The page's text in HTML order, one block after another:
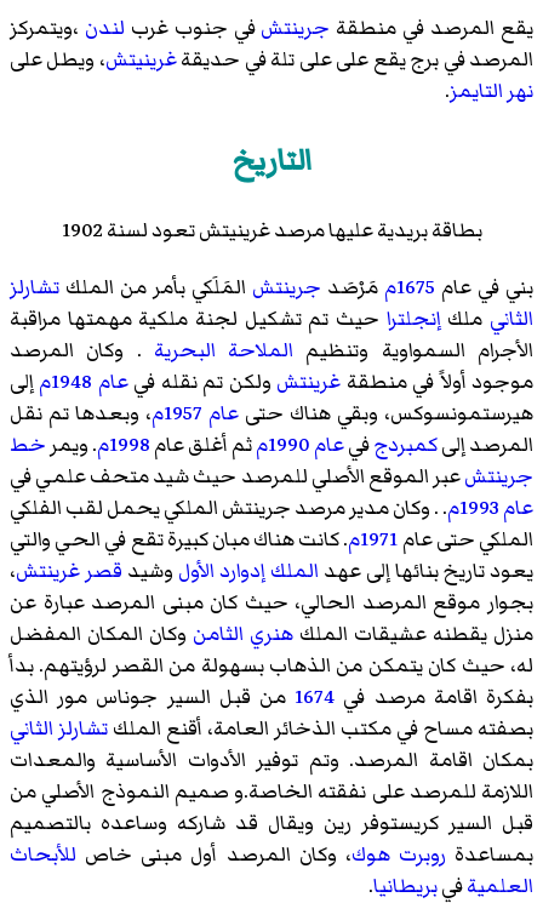
يقع المرصد في منطقة جرينتشفي جنوب غرب لندن ،ويتمركز
المرصد في برج يقع على على تلة في حديقةغرينيتش، ويطل على
نهر التايمز.
التاريخ
بطاقة بريدية عليها مرصد غرينيتش تعود لسنة 1902
بني في عام 1675م مَرْصَد جرينتش المَلَكي بأمر من الملك تشارلز
الثاني ملكإنجلترا حيث تم تشكيل لجنة ملكية مهمتها مراقبة
الأجرام السمواوية وتنظيم الملاحة البحرية . وكان المرصد
موجود أولاً في منطقة غرينتش ولكن تم نقله فيعام 1948م إلى
هيرستمونسوكس، وبقي هناك حتى عام 1957م ، وبعدها تم نقل
المرصد إلىكمبردجفيعام1990م ثم أغلق عام1998م . ويمر خط
جرينتشعبر الموقع الأصلي للمرصد حيث شيد متحف علمي في
عام1993م . . وكان مدير مرصد جرينتش الملكي يحمل لقب الفلكي
الملكي حتى عام1971م . كانت هناك مبان كبيرة تقع في الحي والتي
يعود تاريخ بنائها إلى عهد الملك إدوارد الأول وشيد قصر غرينتش،
بجوار موقع المرصد الحالي، حيث كان مبنى المرصد عبارة عن
منزل يقطنه عشيقات الملك هنري الثامن وكان المكان المفضل
له، حيث كان يتمكن من الذهاب بسهولة من القصر لرؤيتهم. بدأ
بفكرة اقامة مرصد في 1674 من قبل السير جوناس مور الذي
بصفته مساح في مكتب الذخائر العامة، أقنع الملكتشارلز الثاني
بمكان اقامة المرصد. وتم توفير الأدوات الأساسية والمعدات
اللازمة للمرصد على نفقته الخاصة.و صميم النموذج الأصلي من
قبل السير كريستوفر رين ويقال قد شاركه وساعده بالتصميم
بمساعدة روبرت هوك، وكان المرصد أول مبنى خاص للأبحاث
العلميةفيبريطانيا.